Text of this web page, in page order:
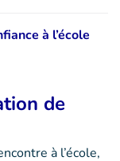
de
à l’école,